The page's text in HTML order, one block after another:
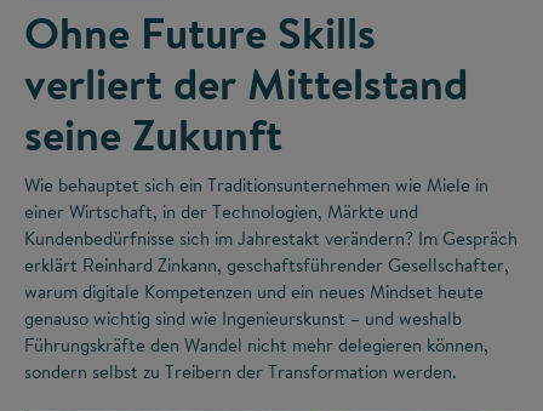
Ohne Future Skills
verliert der Mittelstand
seine Zukunft
Wie behauptet sich ein Traditionsunternehmen wie Miele in
einer Wirtschaft, in der Technologien, Märkte und
Kundenbedürfnisse sich im Jahrestakt verändern? Im Gespräch
erklärt Reinhard Zinkann, geschaftsführender Gesellschafter,
warum digitale Kompetenzen und ein neues Mindset heute
genauso wichtig sind wie Ingenieurskunst – und weshalb
Führungskräfte den Wandel nicht mehr delegieren können,
sondern selbst zu Treibern der Transformation werden.